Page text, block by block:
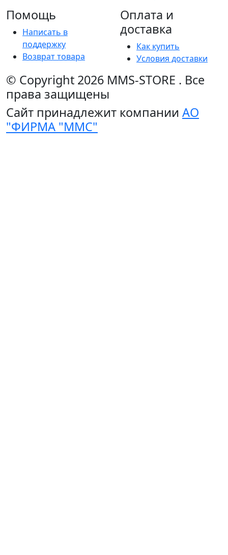
Помощь
Написать в
поддержку
Возврат товара
Оплата и
доставка
Как купить
Условия доставки
© Copyright 2026 MMS-STORE . Все
права защищены
Сайт принадлежит компании АО
"ФИРМА "ММС"